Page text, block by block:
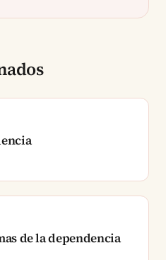
de la dependencia